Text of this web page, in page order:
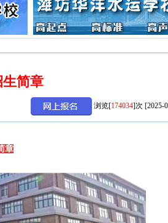
简章
浏览[174034]次 [2025-
章